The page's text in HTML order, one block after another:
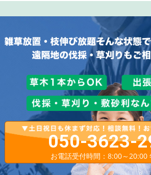
050-3623-
お電話受付時間：8:00～20:00